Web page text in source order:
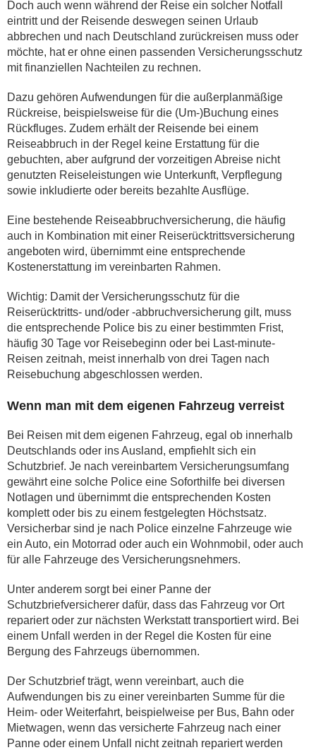
Doch auch wenn während der Reise ein solcher Notfall
eintritt und der Reisende deswegen seinen Urlaub
abbrechen und nach Deutschland zurückreisen muss oder
möchte, hat er ohne einen passenden Versicherungsschutz
mit finanziellen Nachteilen zu rechnen.
Dazu gehören Aufwendungen für die außerplanmäßige
Rückreise, beispielsweise für die (Um-)Buchung eines
Rückfluges. Zudem erhält der Reisende bei einem
Reiseabbruch in der Regel keine Erstattung für die
gebuchten, aber aufgrund der vorzeitigen Abreise nicht
genutzten Reiseleistungen wie Unterkunft, Verpflegung
sowie inkludierte oder bereits bezahlte Ausflüge.
Eine bestehende Reiseabbruchversicherung, die häufig
auch in Kombination mit einer Reiserücktrittsversicherung
angeboten wird, übernimmt eine entsprechende
Kostenerstattung im vereinbarten Rahmen.
Wichtig: Damit der Versicherungsschutz für die
Reiserücktritts- und/oder -abbruchversicherung gilt, muss
die entsprechende Police bis zu einer bestimmten Frist,
häufig 30 Tage vor Reisebeginn oder bei Last-minute-
Reisen zeitnah, meist innerhalb von drei Tagen nach
Reisebuchung abgeschlossen werden.
Wenn man mit dem eigenen Fahrzeug verreist
Bei Reisen mit dem eigenen Fahrzeug, egal ob innerhalb
Deutschlands oder ins Ausland, empfiehlt sich ein
Schutzbrief. Je nach vereinbartem Versicherungsumfang
gewährt eine solche Police eine Soforthilfe bei diversen
Notlagen und übernimmt die entsprechenden Kosten
komplett oder bis zu einem festgelegten Höchstsatz.
Versicherbar sind je nach Police einzelne Fahrzeuge wie
ein Auto, ein Motorrad oder auch ein Wohnmobil, oder auch
für alle Fahrzeuge des Versicherungsnehmers.
Unter anderem sorgt bei einer Panne der
Schutzbriefversicherer dafür, dass das Fahrzeug vor Ort
repariert oder zur nächsten Werkstatt transportiert wird. Bei
einem Unfall werden in der Regel die Kosten für eine
Bergung des Fahrzeugs übernommen.
Der Schutzbrief trägt, wenn vereinbart, auch die
Aufwendungen bis zu einer vereinbarten Summe für die
Heim- oder Weiterfahrt, beispielweise per Bus, Bahn oder
Mietwagen, wenn das versicherte Fahrzeug nach einer
Panne oder einem Unfall nicht zeitnah repariert werden